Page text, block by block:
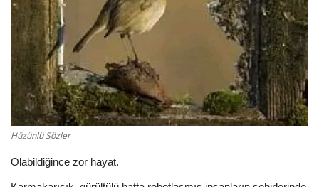
Hüzünlü Sözler
Olabildiğince zor hayat.